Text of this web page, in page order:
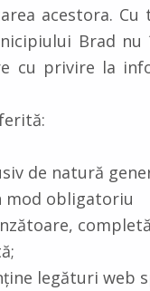
acestora. Cu
Brad nu
cu privire la
de natură
mod obligatoriu
legături web